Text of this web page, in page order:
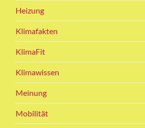
Heizung
Klimafakten
KlimaFit
Klimawissen
Meinung
Mobilität